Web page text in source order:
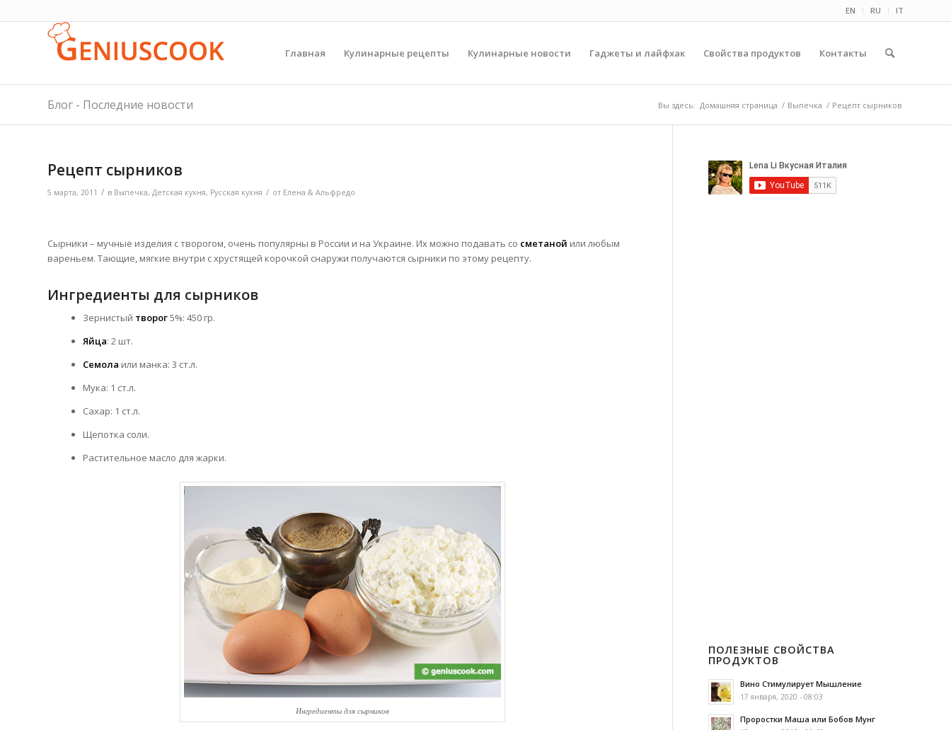
EN RU IT
Главная Кулинарные рецепты Кулинарные новости Гаджеты и лайфхак Свойства продуктов Контакты
Блог - Последние новости Вы здесь: Домашняя страница / Выпечка / Рецепт сырников
Рецепт сырников
5 марта, 2011 / в Выпечка, Детская кухня, Русская кухня / от Елена & Альфредо
Сырники – мучные изделия с творогом, очень популярны в России и на Украине. Их можно подавать со сметаной или любым
вареньем. Тающие, мягкие внутри с хрустящей корочкой снаружи получаются сырники по этому рецепту.
Ингредиенты для сырников
Зернистый творог5%: 450 гр.
Яйца: 2 шт.
Семола или манка: 3 ст.л.
Мука: 1 ст.л.
Сахар: 1 ст.л.
Щепотка соли.
Растительное масло для жарки.
Ингредиенты для сырников
ПОЛЕЗНЫЕ СВОЙСТВА
ПРОДУКТОВ
Вино Стимулирует Мышление
17 января, 2020 - 08:03
Проростки Маша или Бобов Мунг